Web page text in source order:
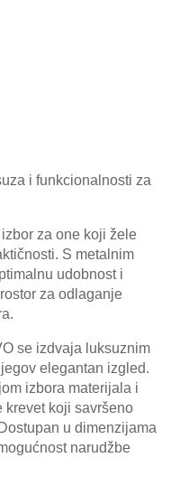
KMi funkcionalnosti za
za one koji žele
S metalnim
udobnost i
za odlaganje
se izdvaja luksuznim
elegantan izgled.
izbora materijala i
krevet koji savršeno
u dimenzijama
narudžbe